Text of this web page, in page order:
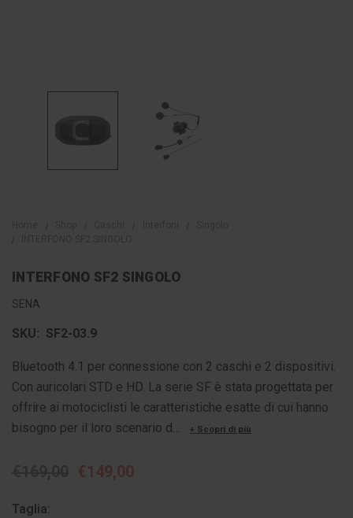
INTERFONO SF2 SINGOLO
SENA
SKU: SF2-03.9
Bluetooth 4.1 per connessione con 2 caschi e 2 dispositivi.
Con auricolari STD e HD. La serie SF è stata progettata per
offrire ai motociclisti le caratteristiche esatte di cui hanno
bisogno per il loro scenario d…
+ Scopri di più
€149,00
Taglia: